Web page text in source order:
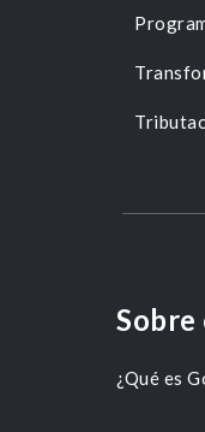
Sobre
¿Qué es